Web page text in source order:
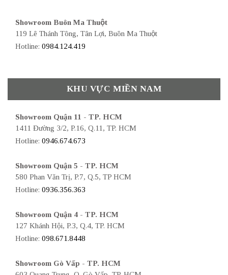
Showroom Buôn Ma Thuột
119 Lê Thánh Tông, Tân Lợi, Buôn Ma Thuột
Hotline: 0984.124.419
KHU VỰC MIỀN NAM
Showroom Quận 11 - TP. HCM
1411 Đường 3/2, P.16, Q.11, TP. HCM
Hotline: 0946.674.673
Showroom Quận 5 - TP. HCM
580 Phan Văn Trị, P.7, Q.5, TP HCM
Hotline: 0936.356.363
Showroom Quận 4 - TP. HCM
127 Khánh Hội, P.3, Q.4, TP. HCM
Hotline: 098.671.8448
Showroom Gò Vấp - TP. HCM